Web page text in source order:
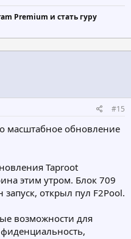
Premium и стать гуру
#15
масштабное обновление
Taproot
этим утром. Блок 709
открыл пул F2Pool.
возможности для